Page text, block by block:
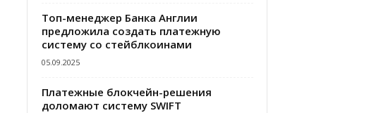
Топ-менеджер Банка Англии
предложила создать платежную
систему со стейблкоинами
05.09.2025
Платежные блокчейн-решения
доломают систему SWIFT